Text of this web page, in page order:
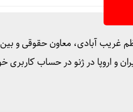
و اروپا در ژنو در حساب